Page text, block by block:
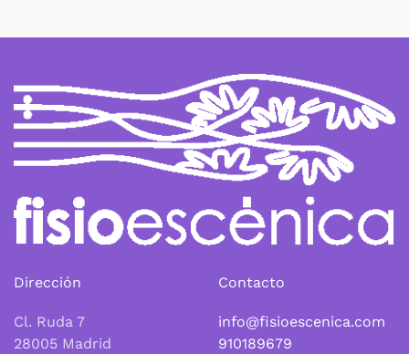
Dirección
Cl. Ruda 7
28005 Madrid
Contacto
info@fisioescenica.com
910189679